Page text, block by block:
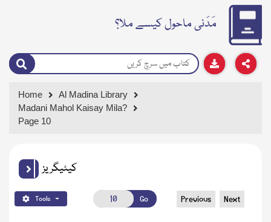
مَدَنی ماحول کیسے ملا؟
Home
Al Madina Library
Madani Mahol Kaisay Mila?
Page 10
کیٹیگریز
Tools Go Previous Next